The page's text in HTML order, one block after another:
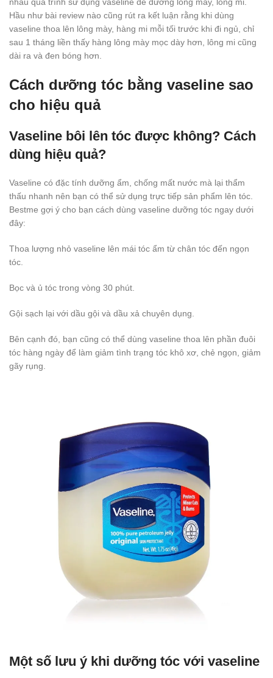
Hầu như bài review nào cũng rút ra kết luận rằng khi dùng
vaseline thoa lên lông mày, hàng mi mỗi tối trước khi đi ngủ, chỉ
sau 1 tháng liền thấy hàng lông mày mọc dày hơn, lông mi cũng
dài ra và đen bóng hơn.
Cách dưỡng tóc bằng vaseline sao
cho hiệu quả
Vaseline bôi lên tóc được không? Cách
dùng hiệu quả?
Vaseline có đặc tính dưỡng ẩm, chống mất nước mà lại thẩm
thấu nhanh nên bạn có thể sử dụng trực tiếp sản phẩm lên tóc.
Bestme gợi ý cho bạn cách dùng vaseline dưỡng tóc ngay dưới
đây:
Thoa lượng nhỏ vaseline lên mái tóc ẩm từ chân tóc đến ngọn
tóc.
Bọc và ủ tóc trong vòng 30 phút.
Gội sạch lại với dầu gội và dầu xả chuyên dụng.
Bên cạnh đó, bạn cũng có thể dùng vaseline thoa lên phần đuôi
tóc hàng ngày để làm giảm tình trạng tóc khô xơ, chẻ ngọn, giảm
gãy rụng.
Một số lưu ý khi dưỡng tóc với vaseline